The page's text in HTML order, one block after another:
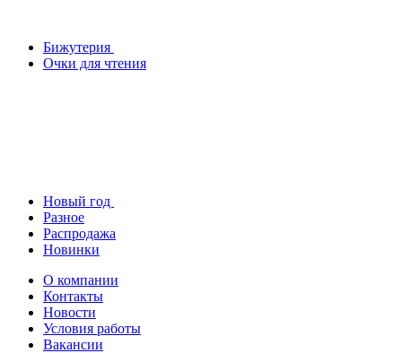
Бижутерия
Очки для чтения
Новый год
Разное
Распродажа
Новинки
О компании
Контакты
Новости
Условия работы
Вакансии